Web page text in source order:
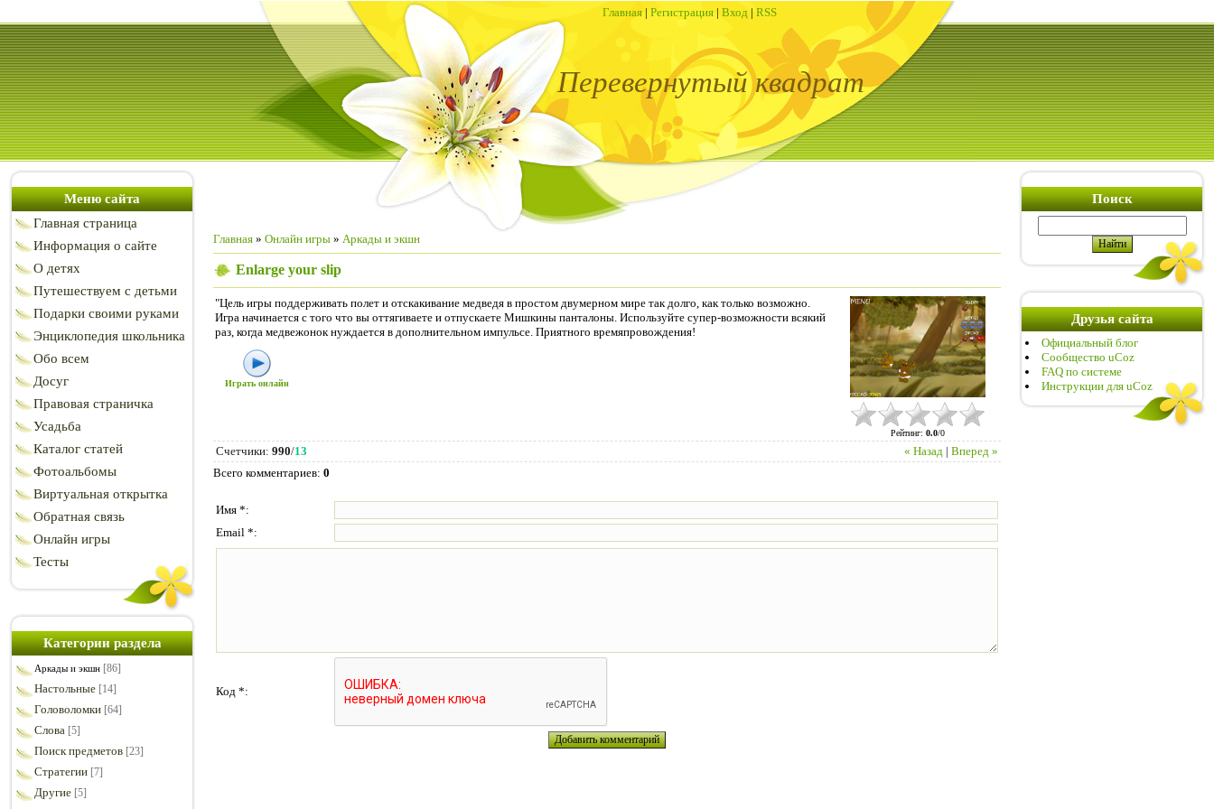
Главная | Регистрация | Вход | RSS
Перевернутый квадрат
Меню сайта
Главная страница
Информация о сайте
О детях
Путешествуем с детьми
Подарки своими руками
Энциклопедия школьника
Обо всем
Досуг
Правовая страничка
Усадьба
Каталог статей
Фотоальбомы
Виртуальная открытка
Обратная связь
Онлайн игры
Тесты
Категории раздела
Аркады и экшн [86]
Настольные [14]
Головоломки [64]
Слова [5]
Поиск предметов [23]
Стратегии [7]
Другие [5]
Главная » Онлайн игры » Аркады и экшн
Enlarge your slip
"Цель игры поддерживать полет и отскакивание медведя в простом двумерном мире так долго, как только возможно.
Игра начинается с того что вы оттягиваете и отпускаете Мишкины панталоны. Используйте супер-возможности всякий
раз, когда медвежонок нуждается в дополнительном импульсе. Приятного времяпровождения!
Играть онлайн
Рейтинг: 0.0/0
« Назад | Вперед »
Счетчики: 990/13
Всего комментариев: 0
Имя *:
Email *:
Код *:
Поиск
Друзья сайта
Официальный блог
Сообщество uCoz
FAQ по системе
Инструкции для uCoz